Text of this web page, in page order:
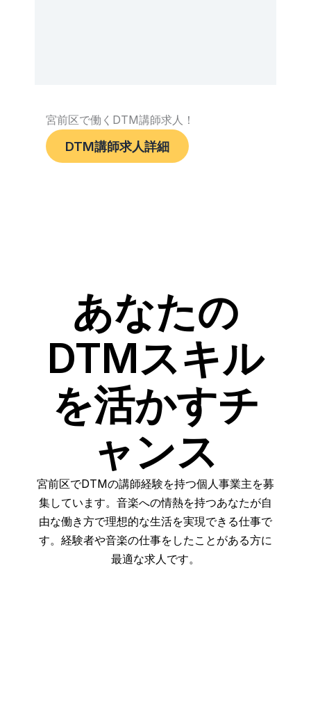
宮前区で働くDTM講師求人！
DTM講師求人詳細
あなたの
DTMスキル
を活かすチ
ャンス
宮前区でDTMの講師経験を持つ個人事業主を募
集しています。音楽への情熱を持つあなたが自
由な働き方で理想的な生活を実現できる仕事で
す。経験者や音楽の仕事をしたことがある方に
最適な求人です。